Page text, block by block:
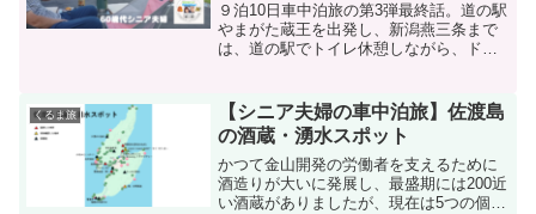
９泊10日車中泊旅の第3弾最終話。道の駅
やまがた蔵王を出発し、新潟燕三条まで
は、道の駅でトイレ休憩しながら、ドラ
試飲もできる。最終泊地となった道の駅
マルメロの駅ながとで最後の宴。
くるま旅
【シニア夫婦の車中泊旅】佐渡島
の酒蔵・湧水スポット
かつて金山開発の労働者を支えるために
酒造りが大いに発展し、最盛期には200近
い酒蔵がありましたが、現在は5つの個性